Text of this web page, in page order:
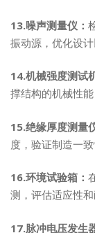
13.噪声测量仪：
振动源，优化设计
14.机械强度测试
撑结构的机械性能
15.绝缘厚度测量
度，验证制造一致
16.环境试验箱：
测，评估适应性和
17.脉冲电压发生